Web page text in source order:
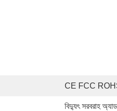
CE FCC
বিদ্যুৎ সরবরাহ